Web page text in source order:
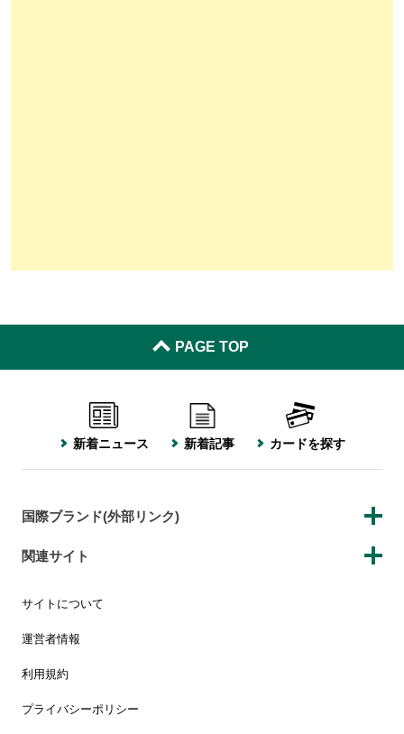
PAGE TOP
新着ニュース 新着記事 カードを探す
国際ブランド(外部リンク)
関連サイト
サイトについて
運営者情報
利用規約
プライバシーポリシー